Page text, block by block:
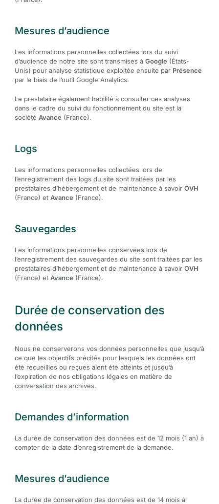
Mesures d’audience
Les informations personnelles collectées lors du suivi
d’audience de notre site sont transmises à Google (États-
Unis) pour analyse statistique exploitée ensuite par Présence
par le biais de l’outil Google Analytics.
Le prestataire également habilité à consulter ces analyses
dans le cadre du suivi du fonctionnement du site est la
société Avance (France).
Logs
Les informations personnelles collectées lors de
l’enregistrement des logs du site sont traitées par les
prestataires d’hébergement et de maintenance à savoir OVH
(France) et Avance (France).
Sauvegardes
Les informations personnelles conservées lors de
l’enregistrement des sauvegardes du site sont traitées par les
prestataires d’hébergement et de maintenance à savoir OVH
(France) et Avance (France).
Durée de conservation des
données
Nous ne conserverons vos données personnelles que jusqu’à
ce que les objectifs précités pour lesquels les données ont
été recueillies ou reçues aient été atteints et jusqu’à
l’expiration de nos obligations légales en matière de
conversation des archives.
Demandes d’information
La durée de conservation des données est de 12 mois (1 an) à
compter de la date d’enregistrement de la demande.
Mesures d’audience
La durée de conservation des données est de 14 mois à